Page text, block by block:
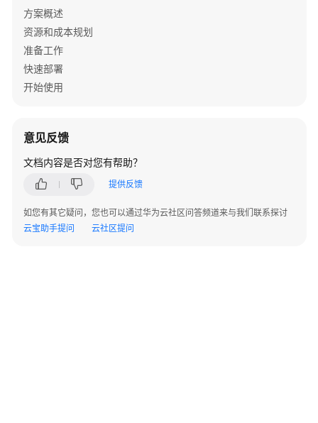
检
音
识
别-
通
内
析
方案概述
资源和成本规划
准备工作
快速部署
开始使用
意见反馈
文档内容是否对您有帮助？
提供反馈
如您有其它疑问，您也可以通过华为云社区问答频道来与我们联系探讨
云宝助手提问
云社区提问